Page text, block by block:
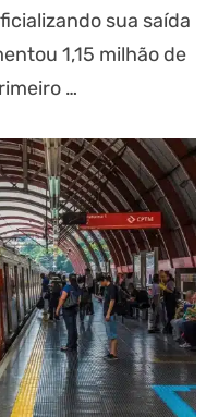
sua saída
1,15 milhão de
…